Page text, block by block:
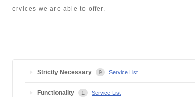
ervices we are able to offer.
Strictly Necessary 9 Service List
Functionality 1 Service List
ビジネスコース
サイバー大学TOP 学部紹介